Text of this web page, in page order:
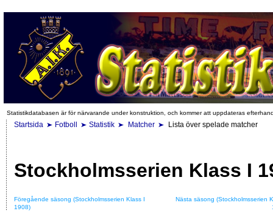
Statistikdatabasen är för närvarande under konstruktion, och kommer att uppdateras
Startsida Fotboll Statistik Matcher Lista över spelade matcher
Stockholmsserien Klass I
Föregående säsong (Stockholmsserien Klass I
1908)
Nästa säsong (Stockholmsserien